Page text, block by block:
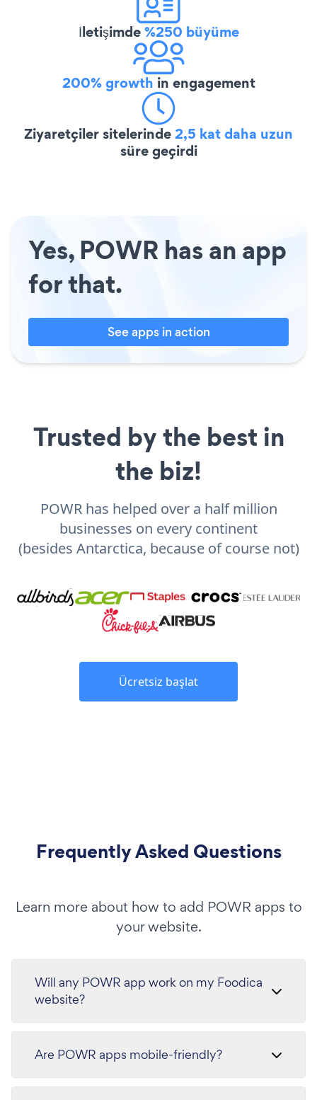
İletişimde%250 büyüme
200% growth in engagement
Ziyaretçiler sitelerinde2,5 kat daha uzun
süre geçirdi
Yes, POWR has an app
for that.
See apps in action
Trusted by the best in
the biz!
POWR has helped over a half million
businesses on every continent
(besides Antarctica, because of course not)
Ücretsiz başlat
Frequently Asked Questions
Learn more about how to add POWR apps to
your website.
Will any POWR app work on my Foodica
website?
Are POWR apps mobile-friendly?